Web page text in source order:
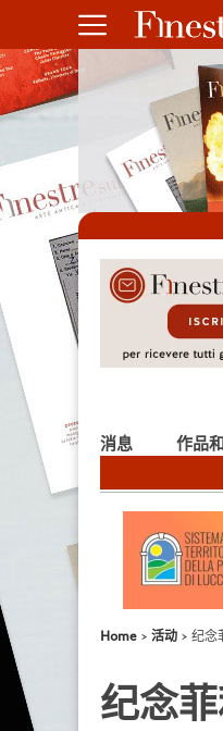
消息 作品
Home 活动 纪念
纪念